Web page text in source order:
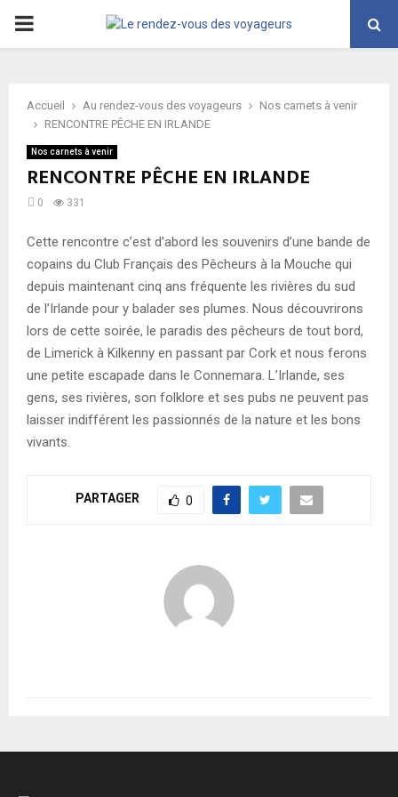
PRIMARY
Accueil Au rendez-vous des voyageurs
Nos carnets à venir
RENCONTRE PÊCHE EN IRLANDE
Nos carnets à venir
RENCONTRE PÊCHE EN IRLANDE
0 331
Cette rencontre c’est d’abord les souvenirs d’une bande de
copains du Club Français des Pêcheurs à la Mouche qui
depuis maintenant cinq ans fréquente les rivières du sud
de l’Irlande pour y balader ses plumes. Nous découvrirons
lors de cette soirée, le paradis des pêcheurs de tout bord,
de Limerick à Kilkenny en passant par Cork et nous ferons
une petite escapade dans le Connemara. L’Irlande, ses
gens, ses rivières, son folklore et ses pubs ne peuvent pas
laisser indifférent les passionnés de la nature et les bons
vivants.
PARTAGER 0